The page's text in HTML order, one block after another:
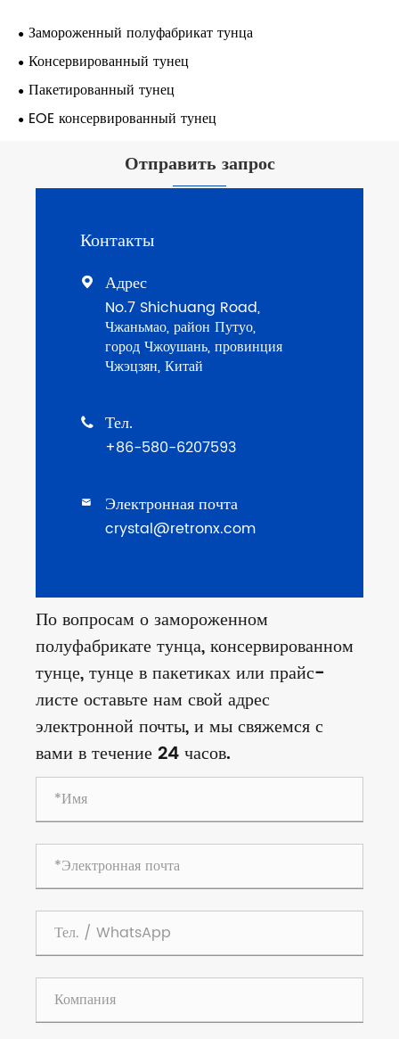
Замороженный полуфабрикат тунца
Консервированный тунец
Пакетированный тунец
EOE консервированный тунец
Отправить запрос
Контакты
 Адрес
No.7 Shichuang Road,
Чжаньмао, район Путуо,
город Чжоушань, провинция
Чжэцзян, Китай
 Тел.
+86-580-6207593
 Электронная почта
crystal@retronx.com
По вопросам о замороженном
полуфабрикате тунца, консервированном
тунце, тунце в пакетиках или прайс-
листе оставьте нам свой адрес
электронной почты, и мы свяжемся с
вами в течение 24 часов.